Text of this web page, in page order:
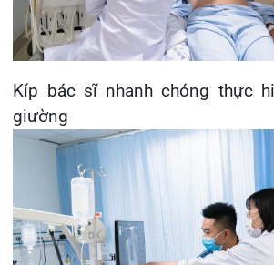
09h00 ngày 09/03:
bệnh nhân khẩn trương được tiến
nội khí quản, thở máy xâm nhập, duy
ghi nhận hút được nhiều đờm đặc.
theo dõi tắc mạch phổi, viêm phổi, bệnh
nghẽn mạn tính (COPD), chấn thương
gãy xương sườn 5,6,7,9 phải trên nền